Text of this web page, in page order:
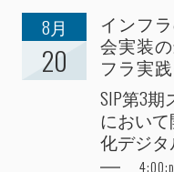
8月
20
インフ
会実装
フラ実
SIP第3
におい
化デジ